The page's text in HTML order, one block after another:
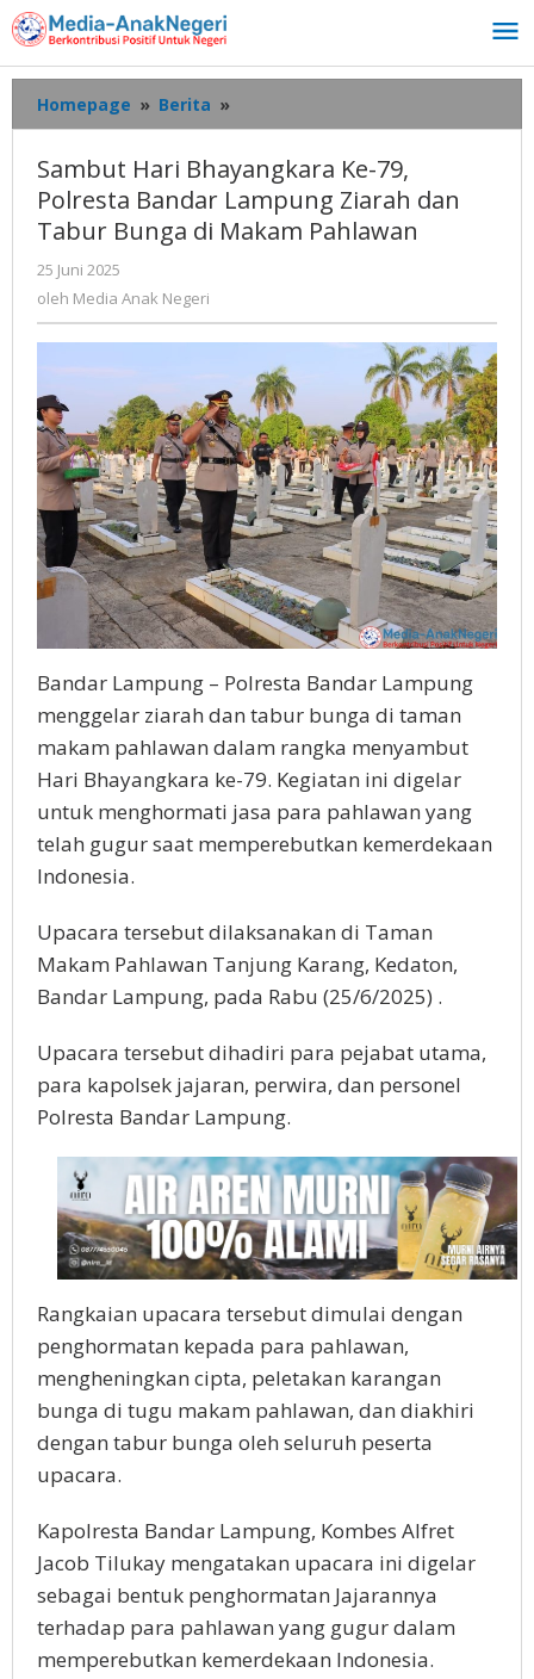
Lewati
ke
konten
Homepage » Berita »
Hari
Ke-
79,
Polresta
dan
Bunga
di
Makam
Pahlawan
Sambut Hari Bhayangkara Ke-79,
Polresta Bandar Lampung Ziarah dan
Tabur Bunga di Makam Pahlawan
25 Juni 2025
Media
oleh Media Anak Negeri
Bandar Lampung – Polresta Bandar Lampung
menggelar ziarah dan tabur bunga di taman
makam pahlawan dalam rangka menyambut
Hari Bhayangkara ke-79. Kegiatan ini digelar
untuk menghormati jasa para pahlawan yang
telah gugur saat memperebutkan kemerdekaan
Indonesia.
Upacara tersebut dilaksanakan di Taman
Makam Pahlawan Tanjung Karang, Kedaton,
Bandar Lampung, pada Rabu (25/6/2025) .
Upacara tersebut dihadiri para pejabat utama,
para kapolsek jajaran, perwira, dan personel
Polresta Bandar Lampung.
Rangkaian upacara tersebut dimulai dengan
penghormatan kepada para pahlawan,
mengheningkan cipta, peletakan karangan
bunga di tugu makam pahlawan, dan diakhiri
dengan tabur bunga oleh seluruh peserta
upacara.
Kapolresta Bandar Lampung, Kombes Alfret
Jacob Tilukay mengatakan upacara ini digelar
sebagai bentuk penghormatan Jajarannya
terhadap para pahlawan yang gugur dalam
memperebutkan kemerdekaan Indonesia.